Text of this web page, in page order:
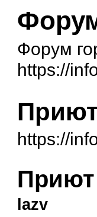
Форум
https://
https://
lazv